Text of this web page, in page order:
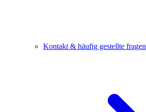
Kontakt & häufig gestellte fragen